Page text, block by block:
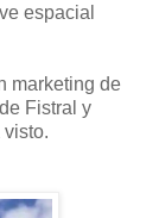
espacial
marketing de
Fistral y